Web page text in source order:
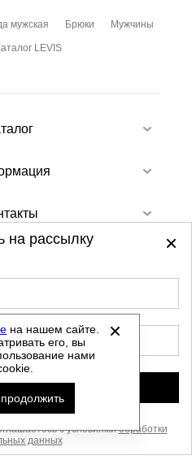
мужская Брюки Мужчины
LEVIS
- все права
интернет магазином и
офертой.
персональных данных
-
на нашем сайте.
его, вы
нами
на рассылку
с условиямиобработки
данных